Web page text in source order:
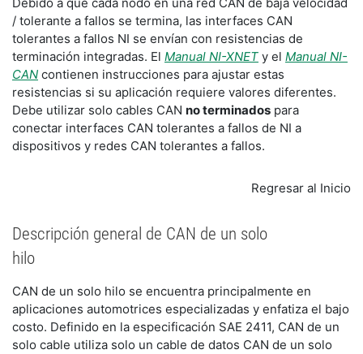
Debido a que cada nodo en una red CAN de baja velocidad
/ tolerante a fallos se termina, las interfaces CAN
tolerantes a fallos NI se envían con resistencias de
terminación integradas. El Manual NI-XNET y el Manual NI-
CAN contienen instrucciones para ajustar estas
resistencias si su aplicación requiere valores diferentes.
Debe utilizar solo cables CAN no terminados para
conectar interfaces CAN tolerantes a fallos de NI a
dispositivos y redes CAN tolerantes a fallos.
Regresar al Inicio
Descripción general de CAN de un solo
hilo
CAN de un solo hilo se encuentra principalmente en
aplicaciones automotrices especializadas y enfatiza el bajo
costo. Definido en la especificación SAE 2411, CAN de un
solo cable utiliza solo un cable de datos CAN de un solo